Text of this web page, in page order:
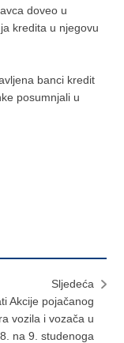
doveo u
kredita u njegovu
banci kredit
posumnjali u
Sljedeća
Akcije pojačanog
vozila i vozača u
na 9. studenoga